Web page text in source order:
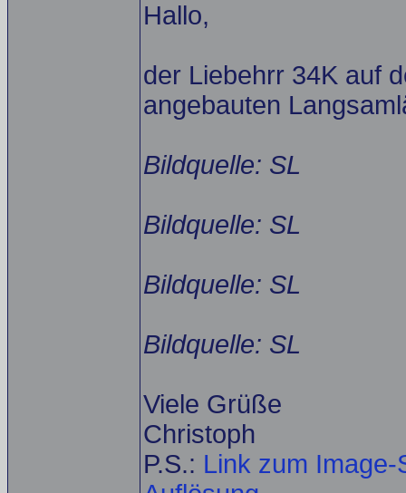
Hallo,
der Liebehrr 34K auf
angebauten
Bildquelle: SL
Bildquelle: SL
Bildquelle: SL
Bildquelle: SL
Viele Grüße
Christoph
P.S.: Link zum